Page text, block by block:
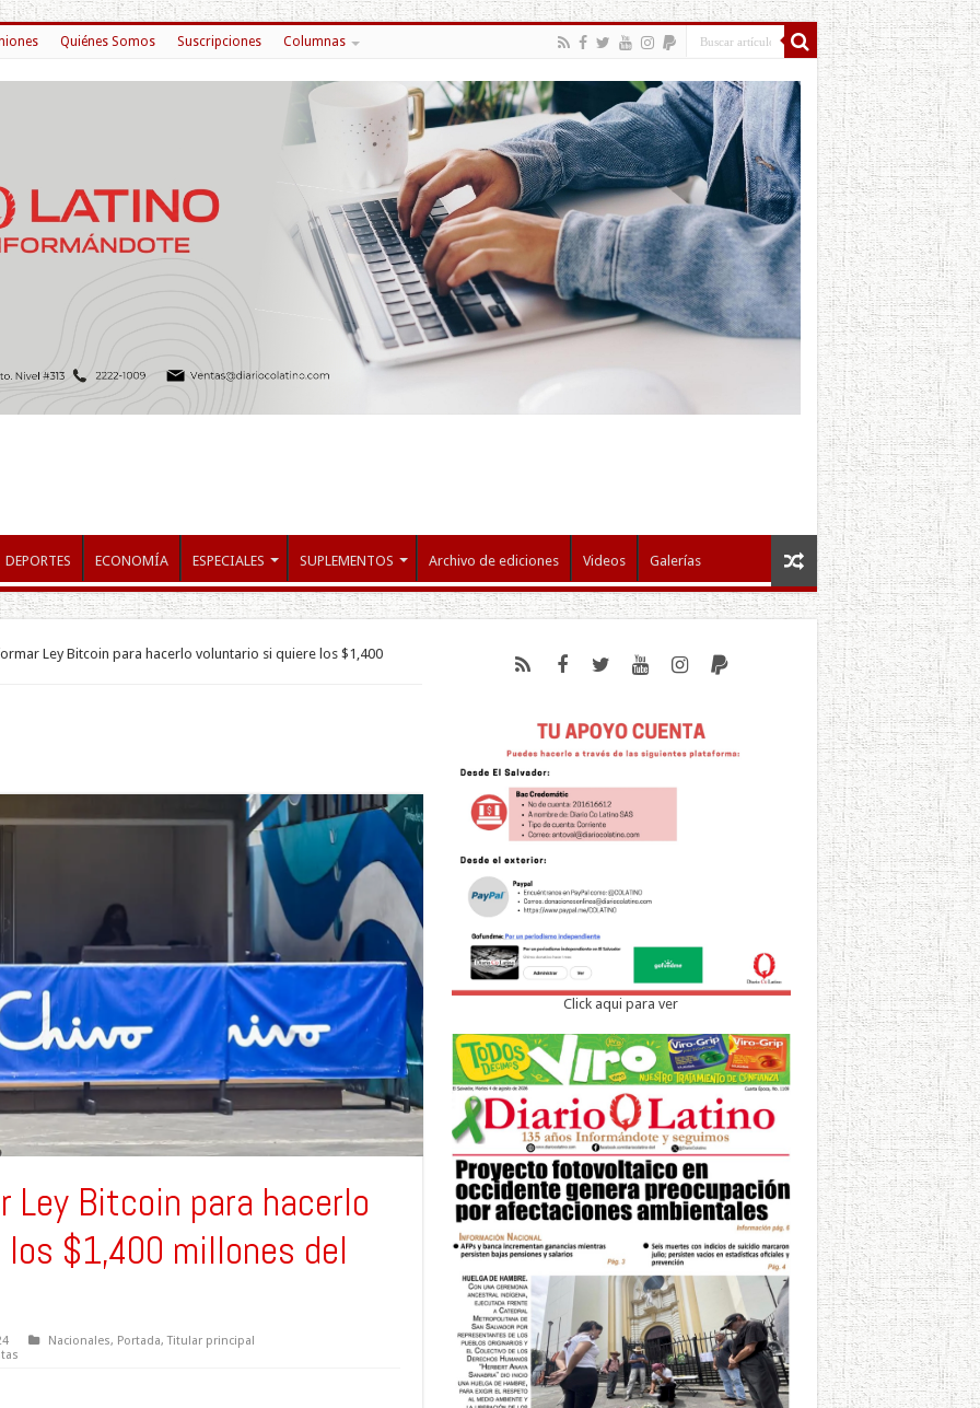
Quiénes Somos Suscripciones Columnas
DEPORTES ECONOMÍA ESPECIALES SUPLEMENTOS Archivo de ediciones Videos Galerías
Ley Bitcoin para hacerlo voluntario si quiere los $1,400
Ley Bitcoin para hacerlo
$1,400 millones del
Nacionales, Portada,Titular principal
Click aqui para ver